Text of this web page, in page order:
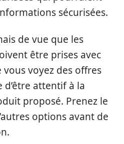
sécurisées.
de vue que les
être prises avec
voyez des offres
attentif à la
proposé. Prenez le
options avant de